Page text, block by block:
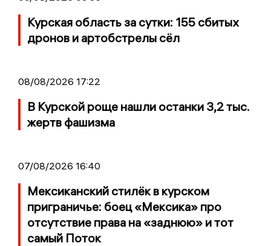
Курская область за сутки: 155 сбитых
дронов и артобстрелы сёл
08/08/2026 17:22
В Курской роще нашли останки 3,2 тыс.
жертв фашизма
07/08/2026 16:40
Мексиканский стилёк в курском
приграничье: боец «Мексика» про
отсутствие права на «заднюю» и тот
самый Поток